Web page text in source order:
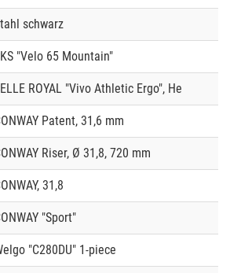
schwarz
"Velo 65 Mountain"
ROYAL "Vivo Athletic Ergo", He
Patent, 31,6 mm
Riser, Ø 31,8, 720 mm
31,8
"Sport"
"C280DU" 1-piece